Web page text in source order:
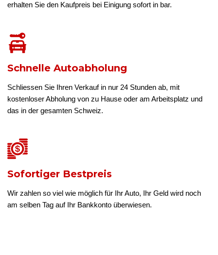
erhalten Sie den Kaufpreis bei Einigung sofort in bar.
Schnelle Autoabholung
Schliessen Sie Ihren Verkauf in nur 24 Stunden ab, mit
kostenloser Abholung von zu Hause oder am Arbeitsplatz und
das in der gesamten Schweiz.
Sofortiger Bestpreis
Wir zahlen so viel wie möglich für Ihr Auto, Ihr Geld wird noch
am selben Tag auf Ihr Bankkonto überwiesen.